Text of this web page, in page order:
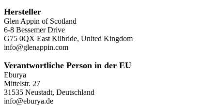
Hersteller
Glen Appin of Scotland
6-8 Bessemer Drive
G75 0QX East Kilbride, United Kingdom
info@glenappin.com
Verantwortliche Person in der EU
Eburya
Mittelstr. 27
31535 Neustadt, Deutschland
info@eburya.de